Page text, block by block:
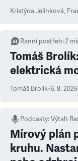
Kristýna Jelínková,
Ranní postřeh•2
Tomáš
elektrická
Tomáš Brolík•6. 8. 2026
Podcasty:Výtah
Mírový plán
kruhu.